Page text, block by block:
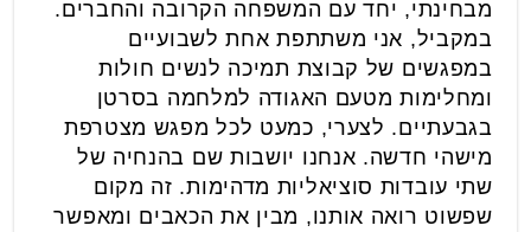
מבחינתי, יחד עם המשפחה הקרובה והחברים.
במקביל, אני משתתפת אחת לשבועיים
במפגשים של קבוצת תמיכה לנשים חולות
ומחלימות מטעם האגודה למלחמה בסרטן
בגבעתיים. לצערי, כמעט לכל מפגש מצטרפת
מישהי חדשה. אנחנו יושבות שם בהנחיה של
שתי עובדות סוציאליות מדהימות. זה מקום
שפשוט רואה אותנו, מבין את הכאבים ומאפשר